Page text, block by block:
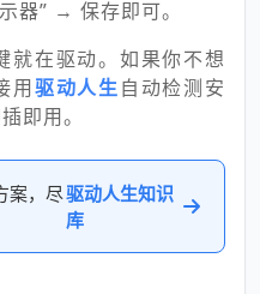
器” → 保存即可。
就在驱动。如果你不想
用驱动人生自动检测安
即用。
案，尽驱动人生知识
库